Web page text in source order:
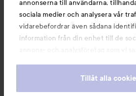
annonserna till användarna,
sociala medier och analysera vår
vidarebefordrar även sådana
information från din enhet till de
annons- och analysföretag som vi
information som du har
Tillåt alla